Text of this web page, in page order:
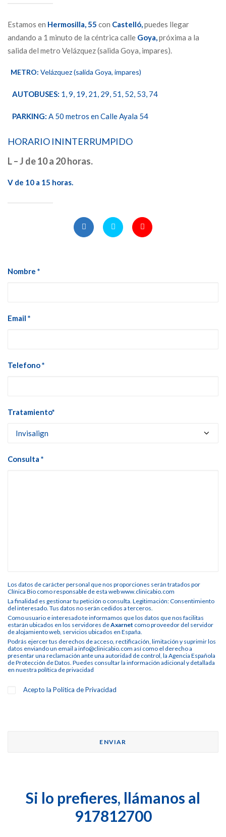
Estamos en Hermosilla,55 con Castelló,puedes llegar
andando a 1 minuto de la céntrica calle Goya,próxima a la
salida del metro Velázquez (salida Goya, impares).
METRO: Velázquez (salida Goya, impares)
AUTOBUSES: 1, 9, 19, 21, 29, 51, 52, 53, 74
PARKING: A 50 metros en Calle Ayala 54
HORARIO ININTERRUMPIDO
L – J de 10 a 20 horas.
V de 10 a 15 horas.
Nombre *
Email *
Telefono *
Tratamiento*
Consulta *
Los datos de carácter personal que nos proporciones serán tratados por
Clínica Bio como responsable de esta web www.clinicabio.com
La finalidad es gestionar tu petición o consulta. Legitimación: Consentimiento
del interesado. Tus datos no serán cedidos a terceros.
Como usuario e interesado te informamos que los datos que nos facilitas
estarán ubicados en los servidores deAxarnet como proveedor del servidor
de alojamiento web, servicios ubicados en España.
Podrás ejercer tus derechos de acceso, rectificación, limitación y suprimir los
datos enviando un email a info@clinicabio.com así como el derecho a
presentar una reclamación ante una autoridad de control, la Agencia Española
de Protección de Datos. Puedes consultar la información adicional y detallada
en nuestra política de privacidad
Acepto laPolítica de Privacidad
Si lo prefieres, llámanos al
917812700